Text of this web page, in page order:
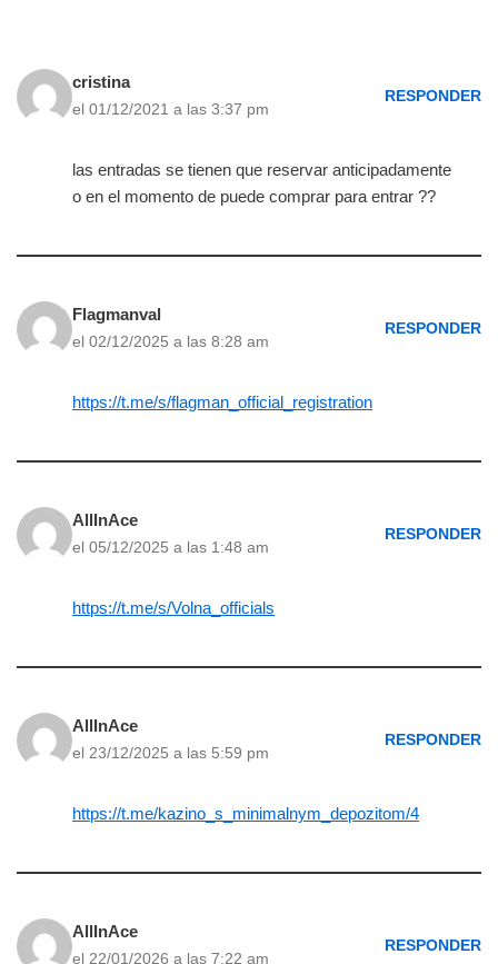
cristina
el 01/12/2021 a las 3:37 pm
RESPONDER
las entradas se tienen que reservar anticipadamente
o en el momento de puede comprar para entrar ??
Flagmanval
el 02/12/2025 a las 8:28 am
RESPONDER
https://t.me/s/flagman_official_registration
AllInAce
el 05/12/2025 a las 1:48 am
RESPONDER
https://t.me/s/Volna_officials
AllInAce
el 23/12/2025 a las 5:59 pm
RESPONDER
https://t.me/kazino_s_minimalnym_depozitom/4
AllInAce
el 22/01/2026 a las 7:22 am
RESPONDER